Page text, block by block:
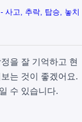
사고, 추락, 탑승, 놓치
을 잘 기억하고 현
는 것이 좋겠어요.
수 있습니다.